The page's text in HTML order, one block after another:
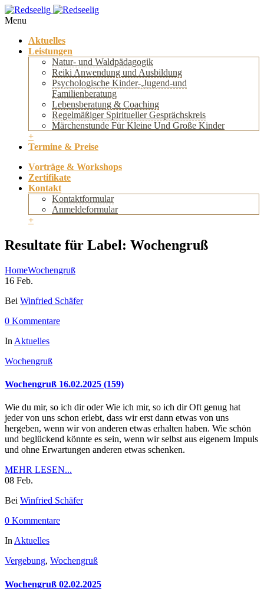
Menu
Aktuelles
Leistungen
Natur- und Waldpädagogik
Reiki Anwendung und Ausbildung
Psychologische Kinder-,Jugend-und
Familienberatung
Lebensberatung & Coaching
Regelmäßiger Spiritueller Gesprächskreis
Märchenstunde Für Kleine Und Große Kinder
+
Termine & Preise
Vorträge & Workshops
Zertifikate
Kontakt
Kontaktformular
Anmeldeformular
+
Resultate für Label: Wochengruß
HomeWochengruß
16 Feb.
Bei Winfried Schäfer
0 Kommentare
In Aktuelles
Wochengruß
Wochengruß 16.02.2025 (159)
Wie du mir, so ich dir oder Wie ich mir, so ich dir Oft genug hat
jeder von uns schon erlebt, dass wir erst dann etwas von uns
hergeben, wenn wir von anderen etwas erhalten haben. Wie schön
und beglückend könnte es sein, wenn wir selbst aus eigenem Impuls
und ohne Erwartungen anderen etwas schenken.
MEHR LESEN...
08 Feb.
Bei Winfried Schäfer
0 Kommentare
In Aktuelles
Vergebung, Wochengruß
Wochengruß 02.02.2025